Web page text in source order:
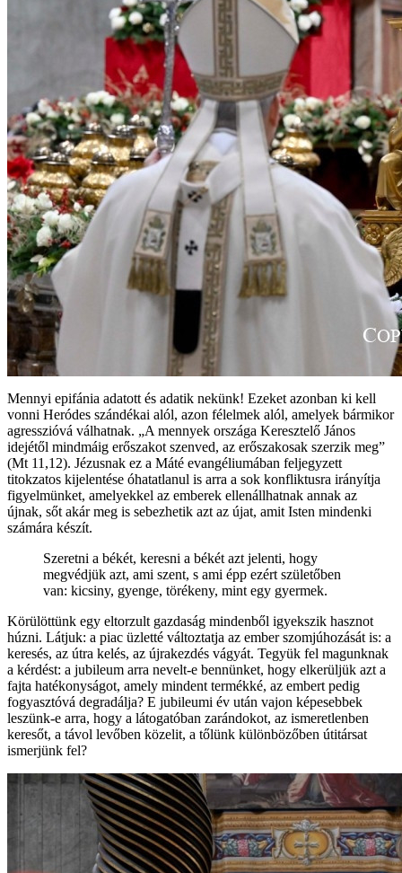
Mennyi epifánia adatott és adatik nekünk! Ezeket azonban ki kell
vonni Heródes szándékai alól, azon félelmek alól, amelyek bármikor
agresszióvá válhatnak. „A mennyek országa Keresztelő János
idejétől mindmáig erőszakot szenved, az erőszakosak szerzik meg”
(Mt 11,12). Jézusnak ez a Máté evangéliumában feljegyzett
titokzatos kijelentése óhatatlanul is arra a sok konfliktusra irányítja
figyelmünket, amelyekkel az emberek ellenállhatnak annak az
újnak, sőt akár meg is sebezhetik azt az újat, amit Isten mindenki
számára készít.
Szeretni a békét, keresni a békét azt jelenti, hogy
megvédjük azt, ami szent, s ami épp ezért születőben
van: kicsiny, gyenge, törékeny, mint egy gyermek.
Körülöttünk egy eltorzult gazdaság mindenből igyekszik hasznot
húzni. Látjuk: a piac üzletté változtatja az ember szomjúhozását is: a
keresés, az útra kelés, az újrakezdés vágyát. Tegyük fel magunknak
a kérdést: a jubileum arra nevelt-e bennünket, hogy elkerüljük azt a
fajta hatékonyságot, amely mindent termékké, az embert pedig
fogyasztóvá degradálja? E jubileumi év után vajon képesebbek
leszünk-e arra, hogy a látogatóban zarándokot, az ismeretlenben
keresőt, a távol levőben közelit, a tőlünk különbözőben útitársat
ismerjünk fel?